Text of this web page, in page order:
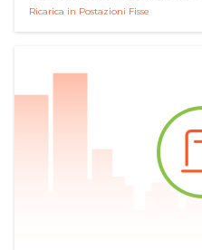
Ricarica in Postazioni Fisse